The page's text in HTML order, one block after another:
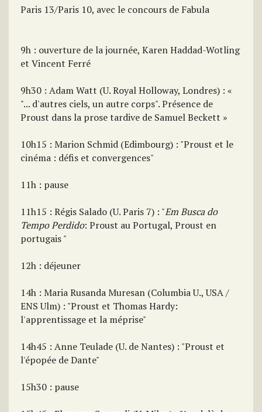
Paris 13/Paris 10, avec le concours de Fabula
9h : ouverture de la journée, Karen Haddad-Wotling
et Vincent Ferré
9h30 : Adam Watt (U. Royal Holloway, Londres) : «
"... d'autres ciels, un autre corps". Présence de
Proust dans la prose tardive de Samuel Beckett »
10h15 : Marion Schmid (Edimbourg) : "Proust et le
cinéma : défis et convergences"
11h : pause
11h15 : Régis Salado (U. Paris 7) : "Em Busca do
Tempo Perdido: Proust au Portugal, Proust en
portugais "
12h : déjeuner
14h : Maria Rusanda Muresan (Columbia U., USA /
ENS Ulm) : "Proust et Thomas Hardy:
l'apprentissage et la méprise"
14h45 : Anne Teulade (U. de Nantes) : "Proust et
l'épopée de Dante"
15h30 : pause